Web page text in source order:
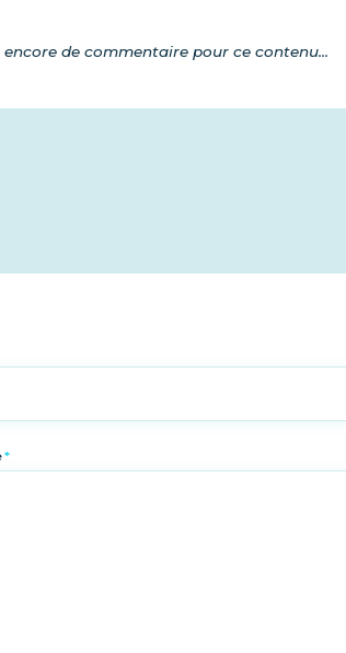
encore de commentaire pour ce contenu...
*